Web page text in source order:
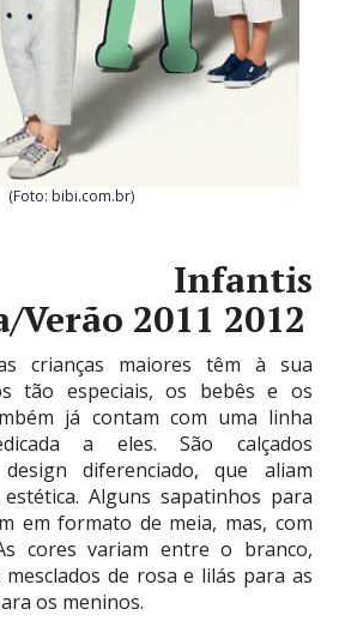
(Foto: bibi.com.br)
Infantis
2011 2012
crianças maiores têm à sua
tão especiais, os bebês e os
já contam com uma linha
a eles. São calçados
diferenciado, que aliam
Alguns sapatinhos para
em formato de meia, mas, com
cores variam entre o branco,
de rosa e lilás para as
os meninos.